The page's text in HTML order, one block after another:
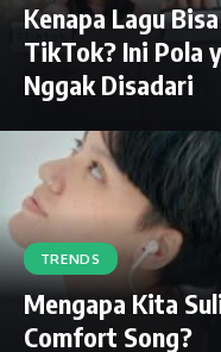
Kenapa Lagu
TikTok? Ini Pola
Nggak Disadari
TRENDS
Mengapa Kita
Comfort Song?